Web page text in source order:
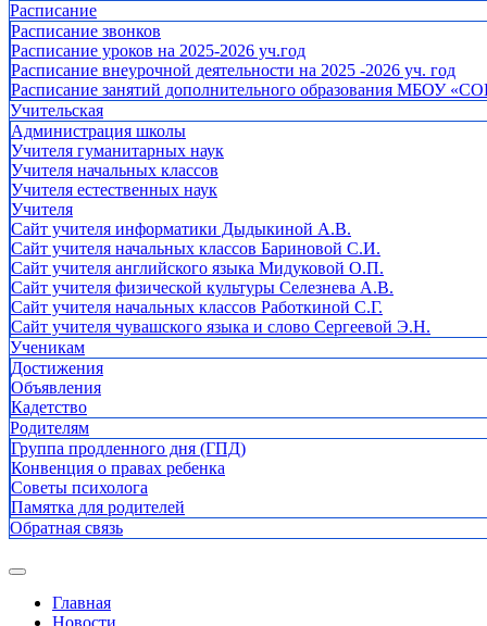
Расписание
Расписание звонков
Расписание уроков на 2025-2026 уч.год
Расписание внеурочной деятельности на 2025 -2026 уч. год
Расписание занятий дополнительного образования МБОУ
Учительская
Администрация школы
Учителя гуманитарных наук
Учителя начальных классов
Учителя естественных наук
Учителя
Cайт учителя информатики Дыдыкиной А.В.
Сайт учителя начальных классов Бариновой С.И.
Сайт учителя английского языка Мидуковой О.П.
Сайт учителя физической культуры Селезнева А.В.
Сайт учителя начальных классов Работкиной С.Г.
Сайт учителя чувашского языка и слово Сергеевой Э.Н.
Ученикам
Достижения
Объявления
Кадетство
Родителям
Группа продленного дня (ГПД)
Конвенция о правах ребенка
Советы психолога
Памятка для родителей
Обратная связь
Главная
Новости